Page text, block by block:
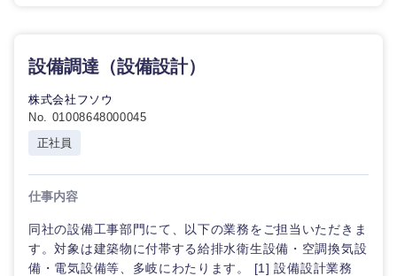
鳥取県
岡山県
高知県
設備調達（設備設計）
株式会社フソウ
No. 01008648000045
正社員
仕事内容
同社の設備工事部門にて、以下の業務をご担当いただきま
す。対象は建築物に付帯する給排水衛生設備・空調換気設
備・電気設備等、多岐にわたります。 [1] 設備設計業務